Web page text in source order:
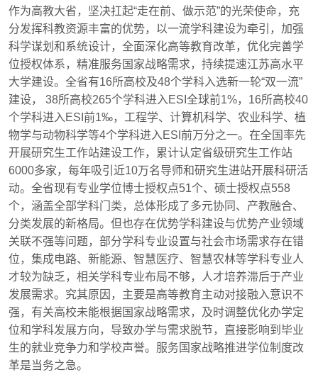
作为高教大省，坚决扛起“走在前、做示范”的光荣使命，充
分发挥科教资源丰富的优势，以一流学科建设为牵引，加强
科学谋划和系统设计，全面深化高等教育改革，优化完善学
位授权体系，精准服务国家战略需求，持续提速江苏高水平
大学建设。全省有16所高校及48个学科入选新一轮“双一流”
建设，
38所高校265个学科进入 ESI 全球前1%， 16所高校40
个学科进入 ESI 前1‰，工程学、计算机科学、农业科学、植
物学与动物科学等4个学科进入 ESI 前万分之一。在全国率先
开展研究生工作站建设工作，累计认定省级研究生工作站
6000多家，每年吸引近10万名导师和研究生进站开展科研活
动。全省现有专业学位博士授权点51个、硕士授权点558
个，涵盖全部学科门类，总体形成了多元协同、产教融合、
分类发展的新格局。但也存在优势学科建设与优势产业领域
关联不强等问题，部分学科专业设置与社会市场需求存在错
位，集成电路、新能源、智慧医疗、智慧农林等学科专业人
才较为缺乏，相关学科专业布局不够，人才培养滞后于产业
发展需求。究其原因，主要是高等教育主动对接融入意识不
强，有关高校未能根据国家战略需求，及时调整优化办学定
位和学科发展方向，导致办学与需求脱节，直接影响到毕业
生的就业竞争力和学校声誉。服务国家战略推进学位制度改
革是当务之急。